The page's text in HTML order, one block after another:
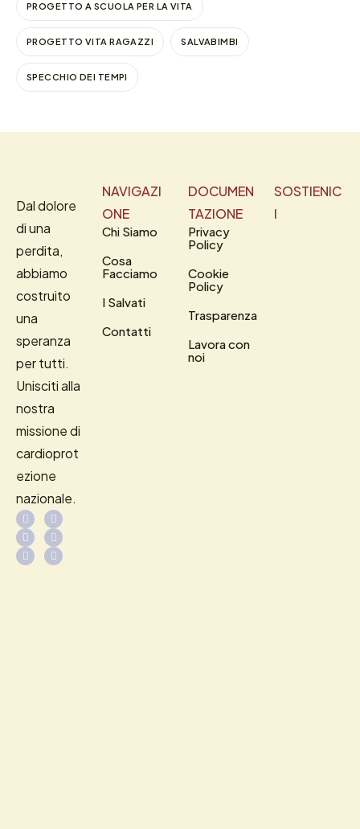
PROGETTO A SCUOLA PER LA VITA
PROGETTO VITA RAGAZZI SALVABIMBI
SPECCHIO DEI TEMPI
Dal dolore
di una
perdita,
abbiamo
costruito
una
speranza
per tutti.
Unisciti alla
nostra
missione di
cardioprot
ezione
nazionale.
NAVIGAZI
ONE
Chi Siamo
Cosa
Facciamo
I Salvati
Contatti
DOCUMEN
TAZIONE
Privacy
Policy
Cookie
Policy
Trasparenza
Lavora con
noi
SOSTIENIC
I